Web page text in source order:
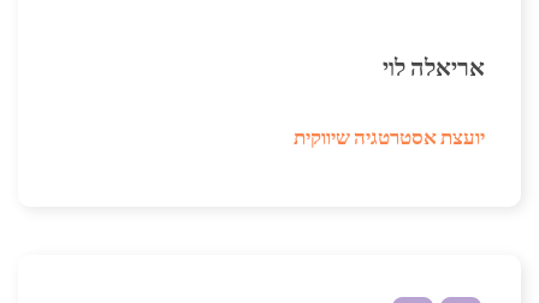
אריאלה לוי
יועצת אסטרטגיה שיווקית